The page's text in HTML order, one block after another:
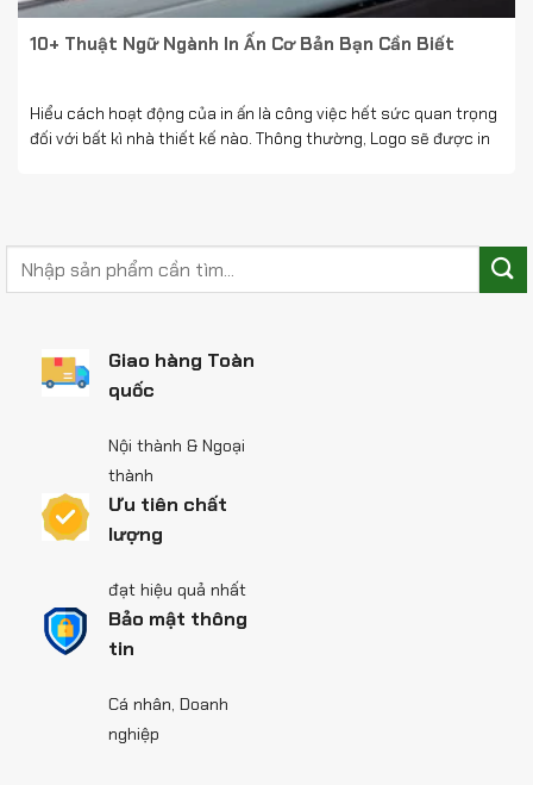
10+ Thuật Ngữ Ngành In Ấn Cơ Bản Bạn Cần Biết
Hiểu cách hoạt động của in ấn là công việc hết sức quan trọng
đối với bất kì nhà thiết kế nào. Thông thường, Logo sẽ được in
Giao hàng Toàn
quốc
Nội thành & Ngoại
thành
Ưu tiên chất
lượng
đạt hiệu quả nhất
Bảo mật thông
tin
Cá nhân, Doanh
nghiệp